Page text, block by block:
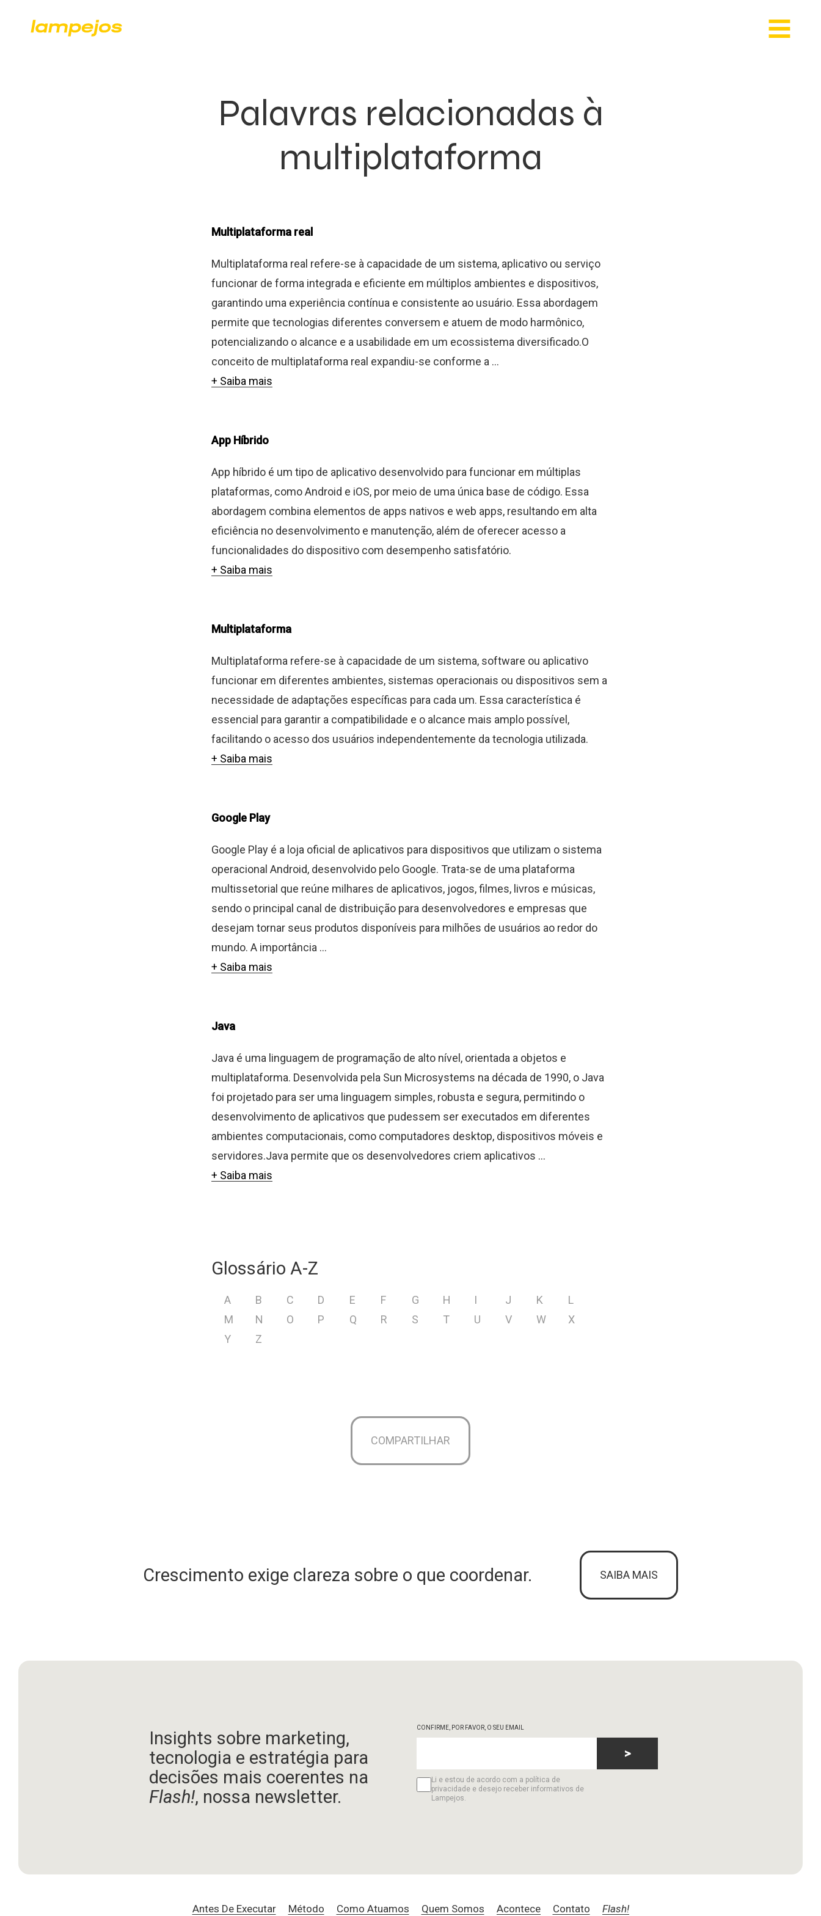
Palavras relacionadas à
multiplataforma
Multiplataforma real
Multiplataforma real refere-se à capacidade de um sistema, aplicativo ou serviço
funcionar de forma integrada e eficiente em múltiplos ambientes e dispositivos,
garantindo uma experiência contínua e consistente ao usuário. Essa abordagem
permite que tecnologias diferentes conversem e atuem de modo harmônico,
potencializando o alcance e a usabilidade em um ecossistema diversificado.O
conceito de multiplataforma real expandiu-se conforme a ...
+ Saiba mais
App Híbrido
App híbrido é um tipo de aplicativo desenvolvido para funcionar em múltiplas
plataformas, como Android e iOS, por meio de uma única base de código. Essa
abordagem combina elementos de apps nativos e web apps, resultando em alta
eficiência no desenvolvimento e manutenção, além de oferecer acesso a
funcionalidades do dispositivo com desempenho satisfatório.
+ Saiba mais
Multiplataforma
Multiplataforma refere-se à capacidade de um sistema, software ou aplicativo
funcionar em diferentes ambientes, sistemas operacionais ou dispositivos sem a
necessidade de adaptações específicas para cada um. Essa característica é
essencial para garantir a compatibilidade e o alcance mais amplo possível,
facilitando o acesso dos usuários independentemente da tecnologia utilizada.
+ Saiba mais
Google Play
Google Play é a loja oficial de aplicativos para dispositivos que utilizam o sistema
operacional Android, desenvolvido pelo Google. Trata-se de uma plataforma
multissetorial que reúne milhares de aplicativos, jogos, filmes, livros e músicas,
sendo o principal canal de distribuição para desenvolvedores e empresas que
desejam tornar seus produtos disponíveis para milhões de usuários ao redor do
mundo. A importância ...
+ Saiba mais
Java
Java é uma linguagem de programação de alto nível, orientada a objetos e
multiplataforma. Desenvolvida pela Sun Microsystems na década de 1990, o Java
foi projetado para ser uma linguagem simples, robusta e segura, permitindo o
desenvolvimento de aplicativos que pudessem ser executados em diferentes
ambientes computacionais, como computadores desktop, dispositivos móveis e
servidores.Java permite que os desenvolvedores criem aplicativos ...
+ Saiba mais
Glossário A-Z
A B C D E F G H I J K
L
M
N O P Q R S T U V W
X
Y
Z
COMPARTILHAR
Crescimento exige clareza sobre o que coordenar. SAIBA MAIS
Insights sobre marketing,
tecnologia e estratégia para
decisões mais coerentes na
Flash!, nossa newsletter.
CONFIRME, POR FAVOR, O SEU EMAIL
Li e estou de acordo com a política de
privacidade e desejo receber informativos de
Lampejos.
>
Antes De Executar Método Como Atuamos Quem Somos Acontece Contato Flash!